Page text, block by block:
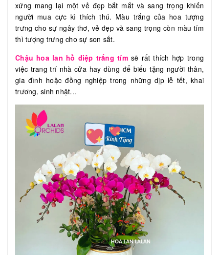
xứng mang lại một vẻ đẹp bắt mắt và sang trọng khiến
người mua cực kì thích thú. Màu trắng của hoa tượng
trưng cho sự ngây thơ, vẻ đẹp và sang trọng còn màu tím
thì tượng trưng cho sự son sắt.
Chậu hoa lan hồ điệp trắng tímsẽ rất thích hợp trong
việc trang trí nhà cửa hay dùng để biếu tặng người thân,
gia đình hoặc đồng nghiệp trong những dịp lễ tết, khai
trương, sinh nhật...